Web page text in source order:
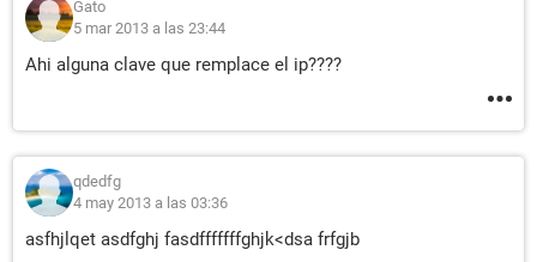
Gato
5 mar 2013 a las 23:44
Ahi alguna clave que remplace el ip????
qdedfg
4 may 2013 a las 03:36
asfhjlqet asdfghj fasdfffffffghjk<dsa frfgjb